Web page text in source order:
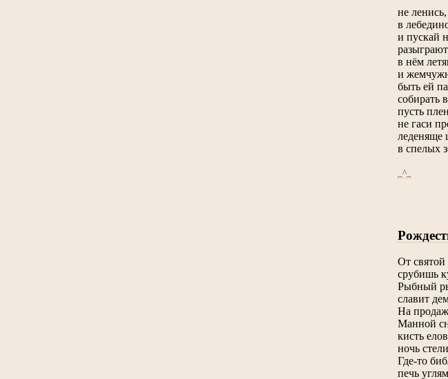
не
в
и пускай
в нём
и
быть ей
собирать
пусть
не гаси
леденяще
в спелых
_^_
От
срубишь
Рыбный
славит
На
Манной
кисть
ночь
Где-то
печь